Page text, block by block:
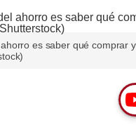
es saber qué comprar